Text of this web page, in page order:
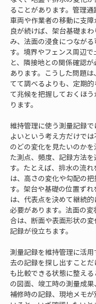
ることがあります。管理
車両や作業者の移動に支
良が続けば、架台基礎ま
み、法面の浸食につなが
す。境界やフェンス周辺で
と、隣接地との関係確認
あります。こうした問題
てて調べるよりも、定期
て兆候を把握しておくほ
ります。
維持管理に使う測量記録
よいという考え方だけで
のどの変化を見たいのか
た測点、頻度、記録方法
す。たとえば、排水の流
は、高さの変化や勾配の
す。架台や基礎の位置ず
は、代表点を決めて継続
必要があります。法面の
合は、断面や表面形状の
記録が役立ちます。
測量記録を維持管理に活
去の記録を探し出すこと
も比較できる状態に整え
の図面、竣工時の測量成果
補修時の記録、現地メモ